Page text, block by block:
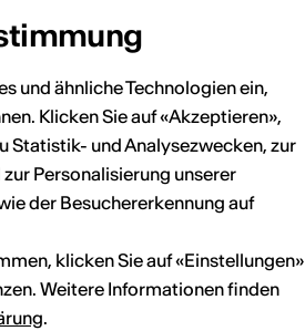
und ähnliche Technologien ein,
Klicken Sie auf «Akzeptieren»,
Statistik- und Analysezwecken, zur
Personalisierung unserer
der Besuchererkennung auf
klicken Sie auf «Einstellungen»
Weitere Informationen finden
.